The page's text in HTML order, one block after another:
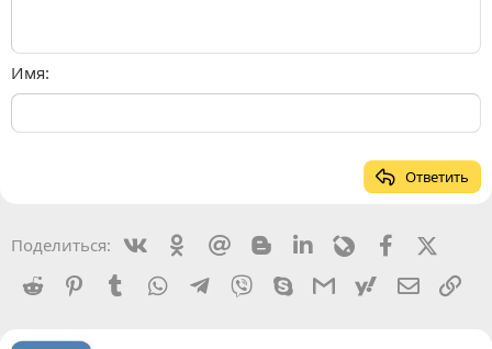
Имя
Ответить
Поделиться: VkontakteOdnoklassniki
Mail.ru BloggerLinkedinLivejournalFacebook
Reddit
PinterestTumblr WhatsAppTelegram
Viber SkypeGmailyahoomail